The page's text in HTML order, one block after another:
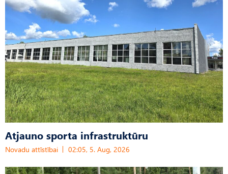
Atjauno sporta infrastruktūru
Novadu attīstībai 02:05, 5. Aug, 2026